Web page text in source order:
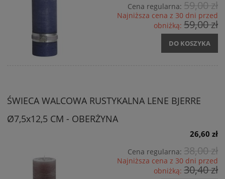
Cena regularna: 59,00 zł
Najniższa cena z 30 dni przed
obniżką: 59,00 zł
DO KOSZYKA
ŚWIECA WALCOWA RUSTYKALNA LENE BJERRE
Ø7,5x12,5 CM - OBERŻYNA
26,60 zł
Cena regularna: 38,00 zł
Najniższa cena z 30 dni przed
obniżką: 30,40 zł